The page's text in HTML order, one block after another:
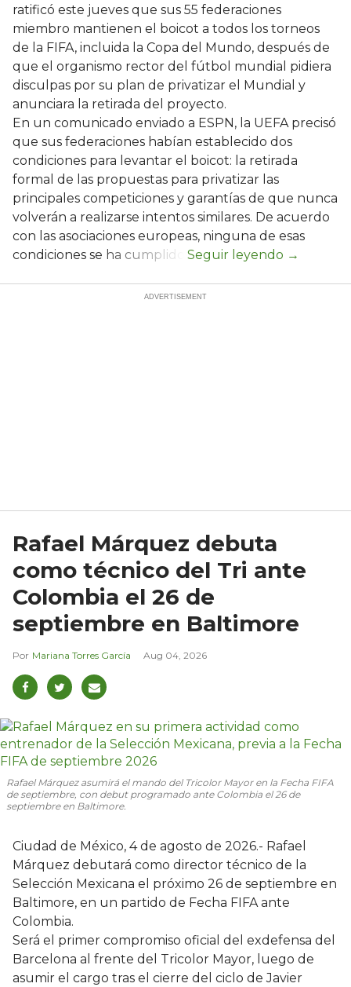
ratificó este jueves que sus 55 federaciones
miembro mantienen el boicot a todos los torneos
de la FIFA, incluida la Copa del Mundo, después de
que el organismo rector del fútbol mundial pidiera
disculpas por su plan de privatizar el Mundial y
anunciara la retirada del proyecto.
En un comunicado enviado a ESPN, la UEFA precisó
que sus federaciones habían establecido dos
condiciones para levantar el boicot: la retirada
formal de las propuestas para privatizar las
principales competiciones y garantías de que nunca
volverán a realizarse intentos similares. De acuerdo
con las asociaciones europeas, ninguna de esas
condiciones se ha cumplido.
Rafael Márquez debuta
como técnico del Tri ante
Colombia el 26 de
septiembre en Baltimore
Mariana Torres García Aug 04, 2026
Rafael Márquez asumirá el mando del Tricolor Mayor en la Fecha FIFA
de septiembre, con debut programado ante Colombia el 26 de
septiembre en Baltimore.
Ciudad de México, 4 de agosto de 2026.- Rafael
Márquez debutará como director técnico de la
Selección Mexicana el próximo 26 de septiembre en
Baltimore, en un partido de Fecha FIFA ante
Colombia.
Será el primer compromiso oficial del exdefensa del
Barcelona al frente del Tricolor Mayor, luego de
asumir el cargo tras el cierre del ciclo de Javier